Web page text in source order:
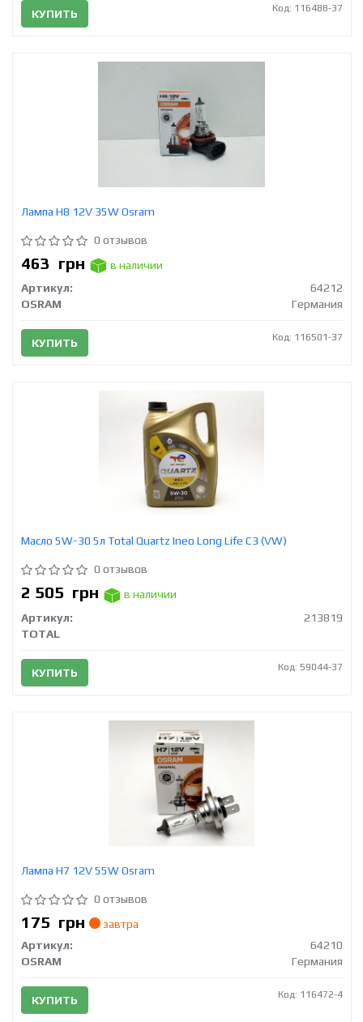
КУПИТЬ Код: 116488-37
Лампа H8 12V 35W Osram
0 отзывов
463 грн
в наличии
Артикул:
64212
OSRAM
Германия
КУПИТЬ Код: 116501-37
Масло 5W-30 5л Total Quartz Ineo Long Life C3 (VW)
0 отзывов
2 505 грн
в наличии
Артикул:
213819
TOTAL
КУПИТЬ Код: 59044-37
Лампа H7 12V 55W Osram
0 отзывов
175 грн
завтра
Артикул:
64210
OSRAM
Германия
КУПИТЬ Код: 116472-4